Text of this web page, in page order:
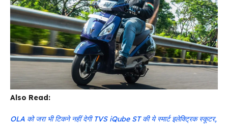
Also Read:
OLA को जरा भी टिकने नहीं देगी TVS iQube ST की ये स्मार्ट इलेक्ट्रिक स्कूटर,